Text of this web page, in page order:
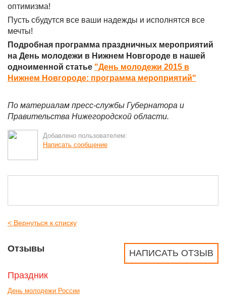
оптимизма!
Пусть сбудутся все ваши надежды и исполнятся все
мечты!
Подробная программа праздничных мероприятий
на День молодежи в Нижнем Новгороде в нашей
одноименной статье "День молодежи 2015 в
Нижнем Новгороде: программа мероприятий"
По материалам пресс-службы Губернатора и
Правительства Нижегородской области.
Добавлено пользователем:
Написать сообщение
< Вернуться к списку
НАПИСАТЬ ОТЗЫВ
Отзывы
Праздник
День молодежи России